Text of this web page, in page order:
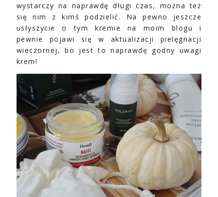
wystarczy na naprawdę długi czas, można też
się nim z kimś podzielić. Na pewno jeszcze
usłyszycie o tym kremie na moim blogu i
pewnie pojawi się w aktualizacji pielęgnacji
wieczornej, bo jest to naprawdę godny uwagi
krem!